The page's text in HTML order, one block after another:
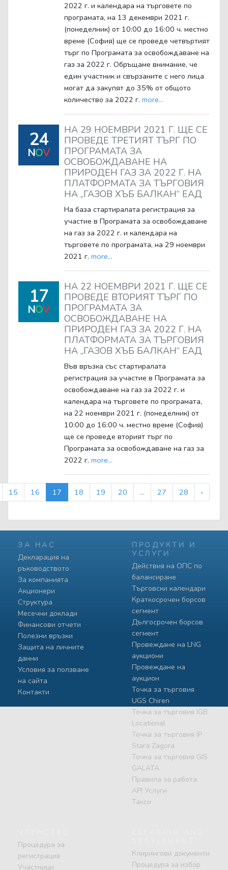
2022 г. и календара на търговете по
програмата, на 13 декември 2021 г.
(понеделник) от 10:00 до 16:00 ч. местно
време (София) ще се проведе четвъртият
търг по Програмата за освобождаване на
газ за 2022 г. Обръщаме внимание, че
един участник и свързаните с него лица
могат да закупят до 35% от общото
количество за 2022 г. more...
24
NOV
НА 29 НОЕМВРИ 2021 Г. ЩЕ СЕ
ПРОВЕДЕ ТРЕТИЯТ ТЪРГ ПО
ПРОГРАМАТА ЗА
ОСВОБОЖДАВАНЕ НА
ПРИРОДЕН ГАЗ ЗА 2022 Г. НА
ПЛАТФОРМАТА ЗА ТЪРГОВИЯ
НА „ГАЗОВ ХЪБ БАЛКАН“ ЕАД
На база стартиралата регистрация за
участие в Програмата за освобождаване
на газ за 2022 г. и календара на
търговете по програмата, на 29 ноември
2021 г. more...
17
NOV
НА 22 НОЕМВРИ 2021 Г. ЩЕ СЕ
ПРОВЕДЕ ВТОРИЯТ ТЪРГ ПО
ПРОГРАМАТА ЗА
ОСВОБОЖДАВАНЕ НА
ПРИРОДЕН ГАЗ ЗА 2022 Г. НА
ПЛАТФОРМАТА ЗА ТЪРГОВИЯ
НА „ГАЗОВ ХЪБ БАЛКАН“ ЕАД
Във връзка със стартиралата
регистрация за участие в Програмата за
освобождаване на газ за 2022 г. и
календара на търговете по програмата,
на 22 ноември 2021 г. (понеделник) от
10:00 до 16:00 ч. местно време (София)
ще се проведе вторият търг по
Програмата за освобождаване на газ за
2022 г. more...
15 16 17 18 19 20 ... 27 28 ›
ЗА НАС
Декларация на
ръководството
За компанията
Акционери
Структура
Месечни доклади
Финансови отчети
Полезни връзки
Защита на личните
данни
Условия за ползване
на сайта
Контакти
ПРОДУКТИ И
УСЛУГИ
Действия на ОПС по
балансиране
Търговски календари
Краткосрочен борсов
сегмент
Дългосрочен борсов
сегмент
Провеждане на LNG
аукциони
Провеждане на
аукцион
Точка за търговия
UGS Chiren
Точка за търговия IGB
Locational
Точка за търговия IP
Stara Zagora
Точка за търговия GIS
GALATA
Правила за работа
API Услуги
Такси
Процедура за
регистрация
Участници
Клирингови документи
Процедура за избор